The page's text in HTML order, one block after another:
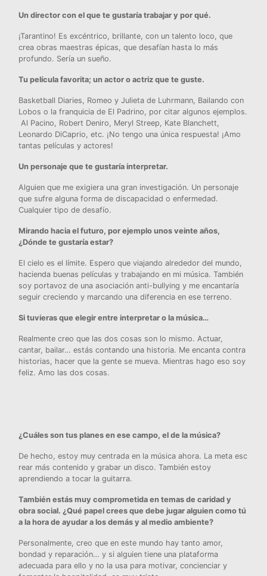
Un director con el que te gustaría trabajar y por qué.
¡Tarantino! Es excéntrico, brillante, con un talento loco, que
crea obras maestras épicas, que desafían hasta lo más
profundo. Sería un sueño.
Tu película favorita; un actor o actriz que te guste.
Basketball Diaries, Romeo y Julieta de Luhrmann, Bailando con
Lobos o la franquicia de El Padrino, por citar algunos ejemplos.
Al Pacino, Robert Deniro, Meryl Streep, Kate Blanchett,
Leonardo DiCaprio, etc. ¡No tengo una única respuesta! ¡Amo
tantas películas y actores!
Un personaje que te gustaría interpretar.
Alguien que me exigiera una gran investigación. Un personaje
que sufre alguna forma de discapacidad o enfermedad.
Cualquier tipo de desafío.
Mirando hacia el futuro, por ejemplo unos veinte años,
¿Dónde te gustaría estar?
El cielo es el límite. Espero que viajando alrededor del mundo,
hacienda buenas películas y trabajando en mi música. También
soy portavoz de una asociación anti-bullying y me encantaría
seguir creciendo y marcando una diferencia en ese terreno.
Si tuvieras que elegir entre interpretar o la música…
Realmente creo que las dos cosas son lo mismo. Actuar,
cantar, bailar… estás contando una historia. Me encanta contra
historias, hacer que la gente se mueva. Mientras hago eso soy
feliz. Amo las dos cosas.
¿Cuáles son tus planes en ese campo, el de la música?
De hecho, estoy muy centrada en la música ahora. La meta esc
rear más contenido y grabar un disco. También estoy
aprendiendo a tocar la guitarra.
También estás muy comprometida en temas de caridad y
obra social. ¿Qué papel crees que debe jugar alguien como tú
a la hora de ayudar a los demás y al medio ambiente?
Personalmente, creo que en este mundo hay tanto amor,
bondad y reparación… y si alguien tiene una plataforma
adecuada para ello y no la usa para motivar, concienciar y